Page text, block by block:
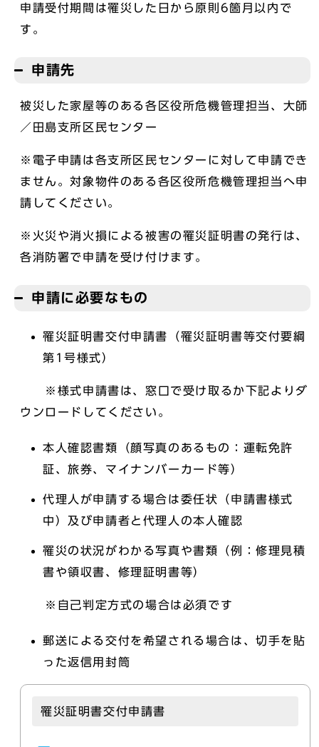
申請受付期間は罹災した日から原則6箇月以内で
す。
申請先
被災した家屋等のある各区役所危機管理担当、大師
／田島支所区民センター
※電子申請は各支所区民センターに対して申請でき
ません。対象物件のある各区役所危機管理担当へ申
請してください。
※火災や消火損による被害の罹災証明書の発行は、
各消防署で申請を受け付けます。
申請に必要なもの
罹災証明書交付申請書（罹災証明書等交付要綱
第1号様式）
※様式申請書は、窓口で受け取るか下記よりダ
ウンロードしてください。
本人確認書類（顔写真のあるもの：運転免許
証、旅券、マイナンバーカード等）
代理人が申請する場合は委任状（申請書様式
中）及び申請者と代理人の本人確認
罹災の状況がわかる写真や書類（例：修理見積
書や領収書、修理証明書等）
※自己判定方式の場合は必須です
郵送による交付を希望される場合は、切手を貼
った返信用封筒
罹災証明書交付申請書